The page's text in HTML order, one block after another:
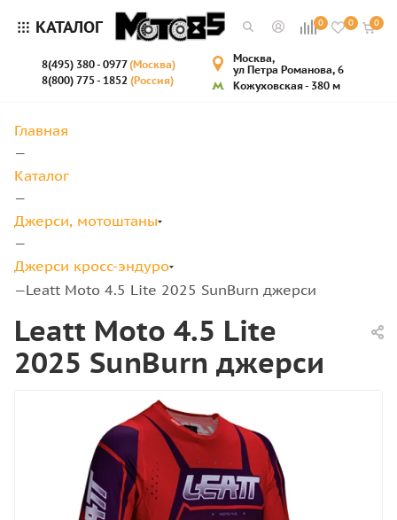
КАТАЛОГ 0 0 0
8(495) 380 - 0977(Москва)
8(800) 775 - 1852 (Россия)
Москва,
ул Петра Романова, 6
Кожуховская - 380 м
Главная
—
Каталог
—
Джерси, мотоштаны
—
Джерси кросс-эндуро
—Leatt Moto 4.5 Lite 2025 SunBurn джерси
Leatt Moto 4.5 Lite
2025 SunBurn джерси